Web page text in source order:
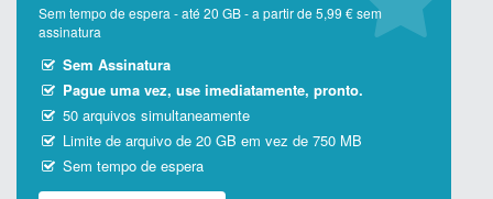
Sem tempo de espera - até 20 GB - a partir de 5,99 € sem
assinatura
Sem Assinatura
Pague uma vez, use imediatamente, pronto.
50 arquivos simultaneamente
Limite de arquivo de 20 GB em vez de 750 MB
Sem tempo de espera